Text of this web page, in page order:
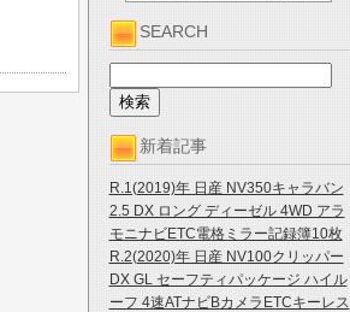
SEARCH
新着記事
R.1(2019)年 日産 NV350キャラバン
2.5 DX ロング ディーゼル 4WD アラ
モニナビETC電格ミラー記録簿10枚
R.2(2020)年 日産 NV100クリッパー
DX GL セーフティパッケージ ハイル
ーフ 4速ATナビBカメラETCキーレス